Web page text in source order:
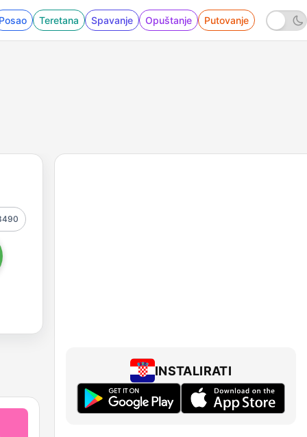
Teretana Spavanje Opuštanje Putovanje
INSTALIRATI